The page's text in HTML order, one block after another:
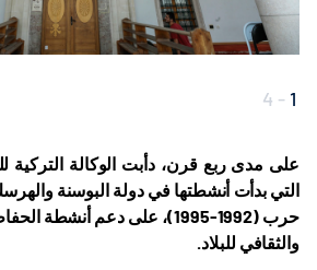
1
-
4
على مدى ربع قرن، دأبت الوكالة التركية
التي بدأت أنشطتها في دولة البوسنة
حرب (1992-1995)، على دعم
والثقافي للبلاد.